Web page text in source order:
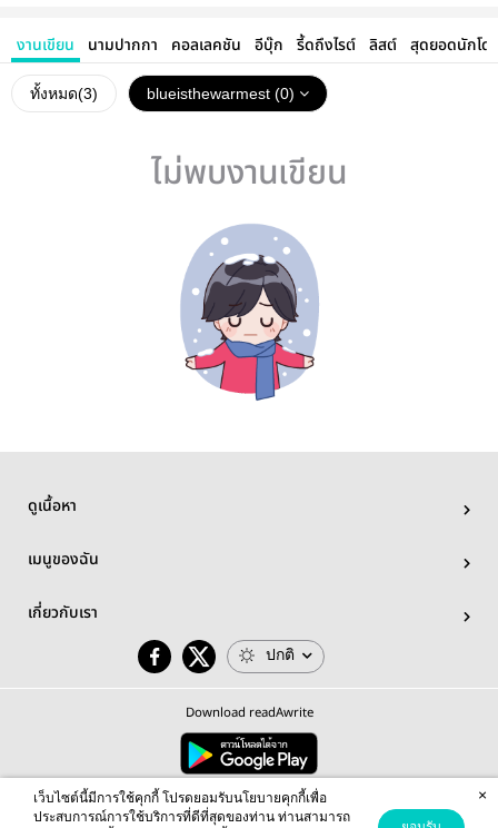
งานเขียน นามปากกา คอลเลคชัน อีบุ๊ก รี้ดถึงไรต์ ลิสต์ สุดยอดนักโด
ทั้งหมด(3) blueisthewarmest (0)
ไม่พบงานเขียน
ดูเนื้อหา
เมนูของฉัน
เกี่ยวกับเรา
ปกติ
Download readAwrite
© 2026 readAwrite.com by MEB Corporation Public Company Limited
This site is protected by reCAPTCHA and the Google Privacy Policy Terms of Serviceapply.
เว็บไซต์นี้มีการใช้คุกกี้ โปรดยอมรับนโยบายคุกกี้เพื่อ
ประสบการณ์การใช้บริการที่ดีที่สุดของท่าน ท่านสามารถ
×